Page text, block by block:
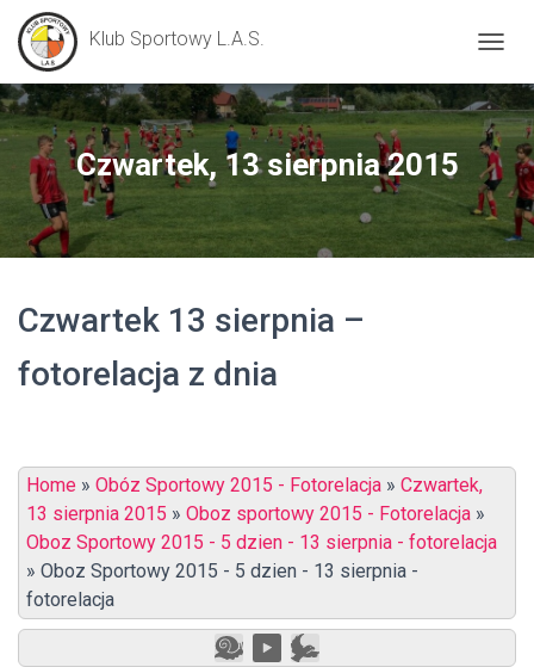
Klub Sportowy L.A.S.
R
Z
E
Ł
Ą
C
Z
N
Czwartek, 13 sierpnia 2015
Czwartek 13 sierpnia –
fotorelacja z dnia
Home » Obóz Sportowy 2015 - Fotorelacja » Czwartek,
13 sierpnia 2015 » Oboz sportowy 2015 - Fotorelacja »
Oboz Sportowy 2015 - 5 dzien - 13 sierpnia - fotorelacja
» Oboz Sportowy 2015 - 5 dzien - 13 sierpnia -
fotorelacja